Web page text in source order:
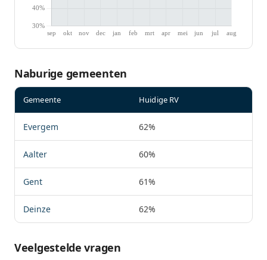
Naburige gemeenten
Gemeente Huidige RV
Evergem 62%
Aalter 60%
Gent 61%
Deinze 62%
Veelgestelde vragen